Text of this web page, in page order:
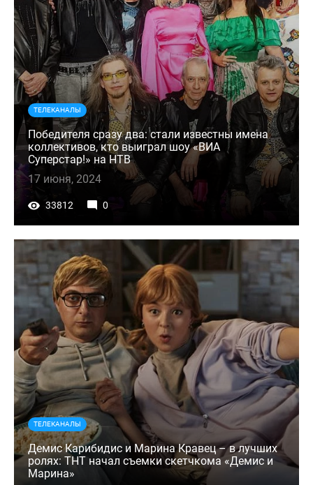
ТЕЛЕКАНАЛЫ
Победителя сразу два: стали известны имена
коллективов, кто выиграл шоу «ВИА
Суперстар!» на НТВ
17 июня, 2024
33812 0
ТЕЛЕКАНАЛЫ
Демис Карибидис и Марина Кравец – в лучших
ролях: ТНТ начал съемки скетчкома «Демис и
Марина»